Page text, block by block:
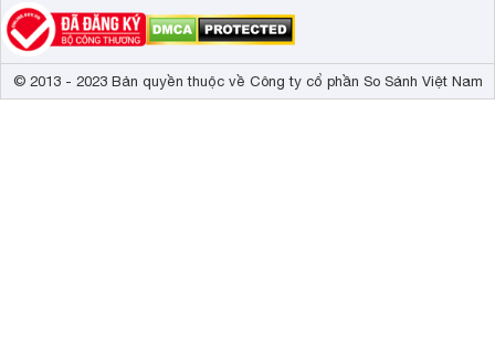
© 2013 - 2023 Bản quyền thuộc về Công ty cổ phần So Sánh Việt Nam